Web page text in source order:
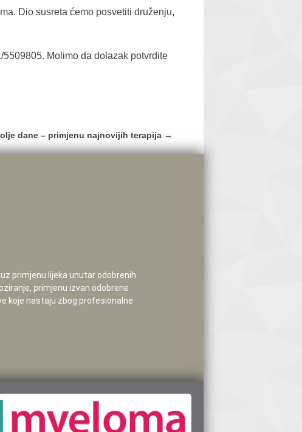
Dio susreta ćemo posvetiti druženju,
Molimo da dolazak potvrdite
dane – primjenu najnovijih terapija →
primjenu lijeka unutar odobrenih
primjenu izvan odobrene
koje nastaju zbog profesionalne